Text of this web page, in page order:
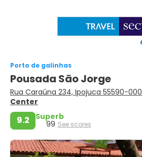
Porto de galinhas
Pousada São Jorge
Rua Caraúna 234, Ipojuca 55590-000
Center
9.2 Superb
99 See scores